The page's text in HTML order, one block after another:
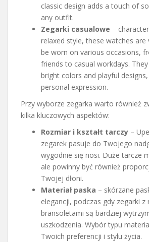
classic design adds a touch of
any outfit.
Zegarki casualowe –
relaxed style, these watches are
be worn on various occasions,
friends to casual workdays.
bright colors and playful
personal expression.
Przy wyborze zegarka warto również
kilka kluczowych aspektów:
Rozmiar i kształt tarczy –
zegarek pasuje do Twojego
wygodnie się nosi. Duże tarcze
ale powinny być również
Twojej dłoni.
Materiał paska – skórzane
elegancji, podczas gdy zegarki
bransoletami są bardziej
uszkodzenia. Wybór typu
Twoich preferencji i stylu życia.